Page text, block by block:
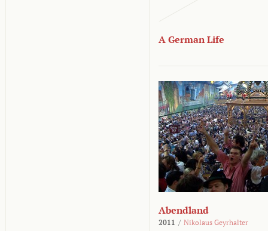
A German Life
Abendland
2011 / Nikolaus Geyrhalter